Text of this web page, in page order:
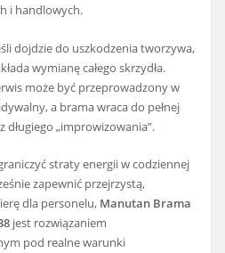
i handlowych.
dojdzie do uszkodzenia tworzywa,
wymianę całego skrzydła.
może być przeprowadzony w
a brama wraca do pełnej
długiego „improwizowania”.
straty energii w codziennej
zapewnić przejrzystą,
dla personelu, Manutan Brama
jest rozwiązaniem
pod realne warunki